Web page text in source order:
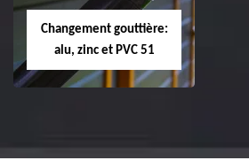
Changement gouttière:
alu, zinc et PVC 51